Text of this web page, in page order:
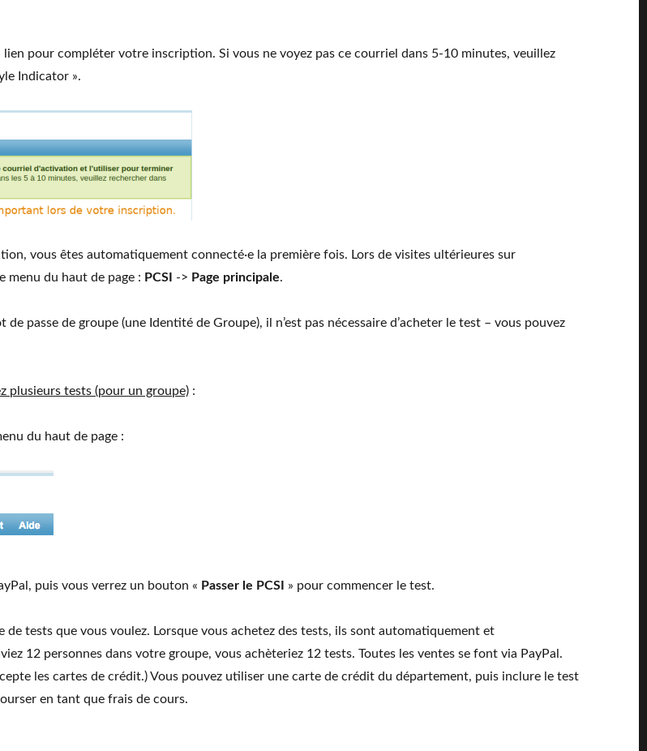
pour compléter votre inscription. Si vous ne voyez pas ce courriel dans 5-10 minutes, veuillez
Indicator ».
vous êtes automatiquement connecté·e la première fois. Lors de visites ultérieures sur
menu du haut de page : PCSI -> Page principale.
passe de groupe (une Identité de Groupe), il n’est pas nécessaire d’acheter le test – vous pouvez
plusieurs tests (pour un groupe) :
du haut de page :
puis vous verrez un bouton « Passer le PCSI » pour commencer le test.
de tests que vous voulez. Lorsque vous achetez des tests, ils sont automatiquement et
12 personnes dans votre groupe, vous achèteriez 12 tests. Toutes les ventes se font via PayPal.
les cartes de crédit.) Vous pouvez utiliser une carte de crédit du département, puis inclure le test
en tant que frais de cours.